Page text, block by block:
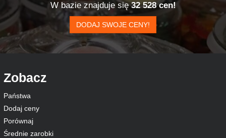
W bazie znajduje się32 528 cen!
DODAJ SWOJE CENY!
Zobacz
Państwa
Dodaj ceny
Porównaj
Średnie zarobki